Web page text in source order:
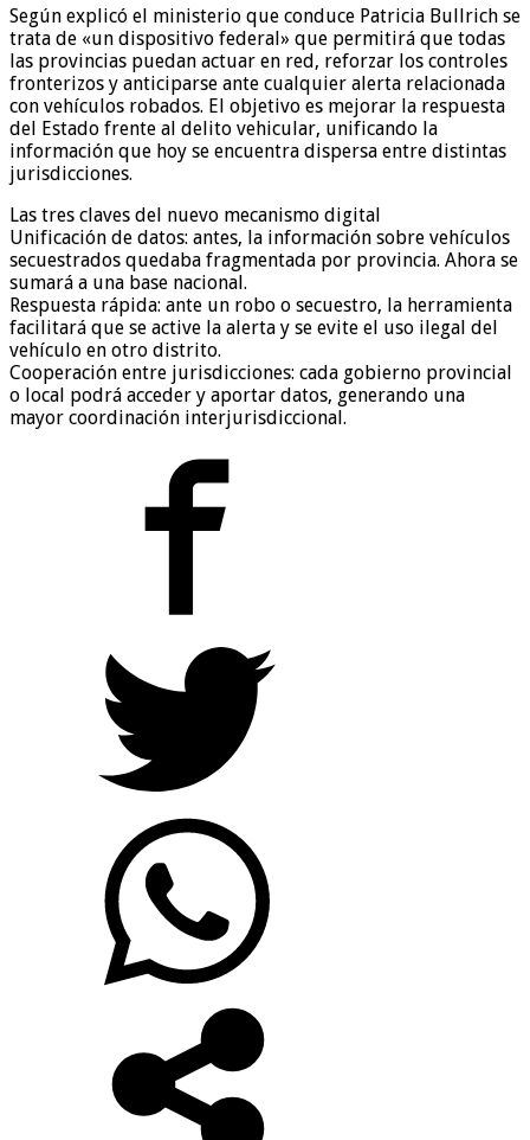
Según explicó el ministerio que conduce Patricia Bullrich se
trata de «un dispositivo federal» que permitirá que todas
las provincias puedan actuar en red, reforzar los controles
fronterizos y anticiparse ante cualquier alerta relacionada
con vehículos robados. El objetivo es mejorar la respuesta
del Estado frente al delito vehicular, unificando la
información que hoy se encuentra dispersa entre distintas
jurisdicciones.
Las tres claves del nuevo mecanismo digital
Unificación de datos: antes, la información sobre vehículos
secuestrados quedaba fragmentada por provincia. Ahora se
sumará a una base nacional.
Respuesta rápida: ante un robo o secuestro, la herramienta
facilitará que se active la alerta y se evite el uso ilegal del
vehículo en otro distrito.
Cooperación entre jurisdicciones: cada gobierno provincial
o local podrá acceder y aportar datos, generando una
mayor coordinación interjurisdiccional.